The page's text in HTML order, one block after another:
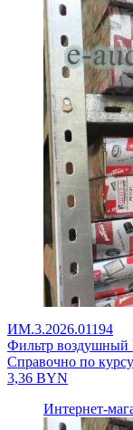
ИМ.3.2026.01194
Фильтр воздушный
Справочно по
3,36 BYN
Интернет-